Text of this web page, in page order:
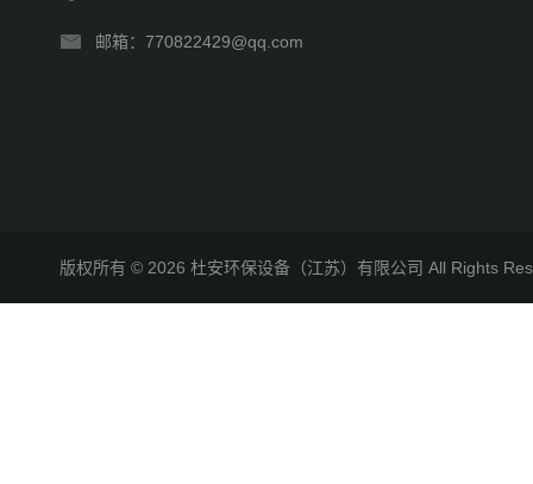
邮箱：770822429@qq.com
版权所有 © 2026 杜安环保设备（江苏）有限公司 All Rights